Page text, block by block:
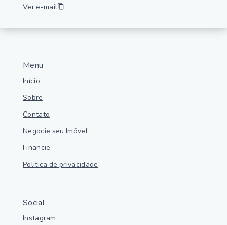
Menu
Início
Sobre
Contato
Negocie seu Imóvel
Financie
Politica de privacidade
Social
Instagram
Ver e-mail